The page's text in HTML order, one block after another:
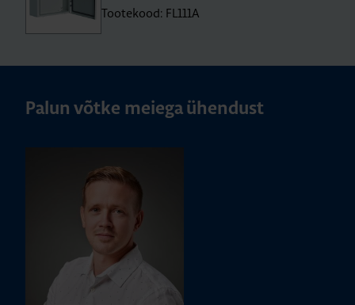
Tootekood: FL111A
Palun võtke meiega ühendust